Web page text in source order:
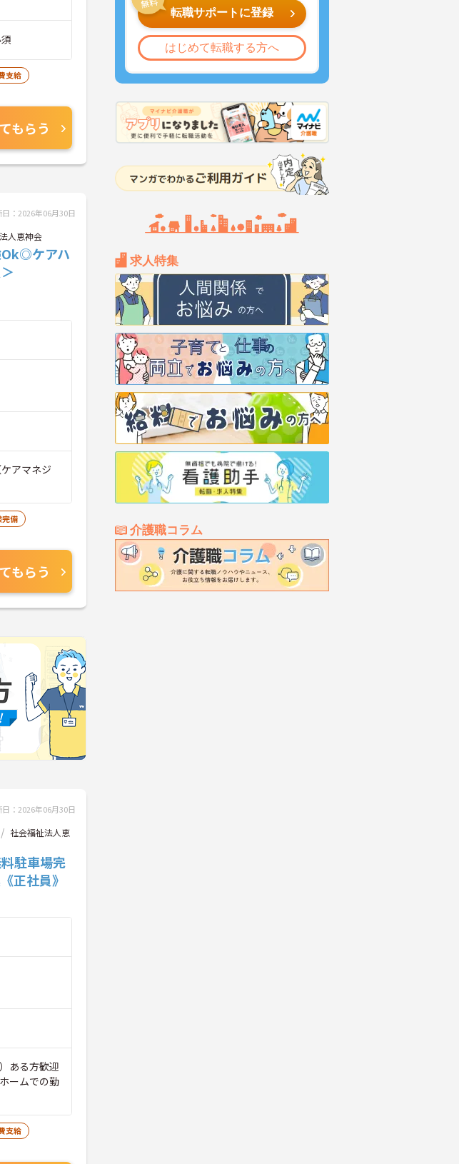
転職サポートに登録
はじめて転職する方へ
求人特集
介護職コラム
支給
もらう
日：2026年06月30日
人恵神会
Ok◎ケアハ
アマネジ
完備
もらう
日：2026年06月30日
社会福祉法人恵
駐車場完
正社員》
ある方歓迎
ームでの勤
支給